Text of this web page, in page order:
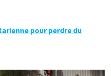
pour perdre du